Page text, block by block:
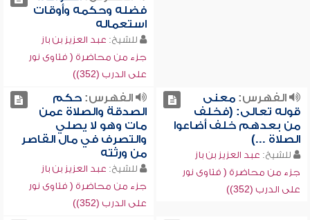
فضله وحكمه وأوقات
استعماله
للشيخ: عبد العزيز بن باز
جزء من محاضرة ( فتاوى نور
على الدرب (352))
الفهرس:معنى
قوله تعالى: (فخلف
من بعدهم خلف أضاعوا
الصلاة ...)
للشيخ: عبد العزيز بن باز
جزء من محاضرة ( فتاوى نور
على الدرب (352))
الفهرس:حكم
الصدقة والصلاة عمن
مات وهو لا يصلي
والتصرف في مال القاصر
من ورثته
للشيخ: عبد العزيز بن باز
جزء من محاضرة ( فتاوى نور
على الدرب (352))